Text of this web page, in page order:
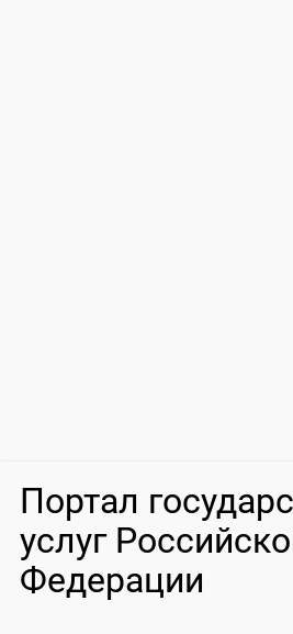
Портал
услуг
Федерации